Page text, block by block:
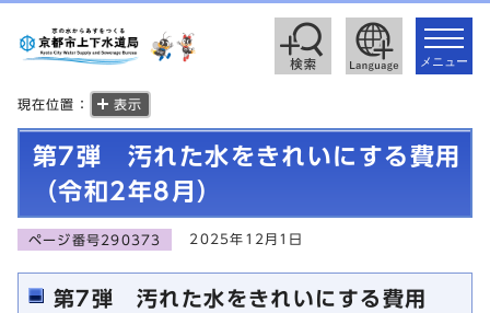
toggle
メニュー
現在位置： 表示
第7弾 汚れた水をきれいにする費用
（令和2年8月）
ページ番号290373 2025年12月1日
第7弾 汚れた水をきれいにする費用